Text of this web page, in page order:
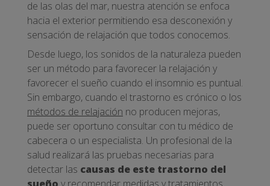
de las olas del mar, nuestra atención se enfoca
hacia el exterior permitiendo esa desconexión y
sensación de relajación que todos conocemos.
Desde luego, los sonidos de la naturaleza pueden
ser un método para favorecer la relajación y
favorecer el sueño cuando el insomnio es puntual.
Sin embargo, cuando el trastorno es crónico o los
métodos de relajación no producen mejoras,
puede ser oportuno consultar con tu médico de
cabecera o un especialista. Un profesional de la
salud realizará las pruebas necesarias para
detectar las causas de este trastorno del